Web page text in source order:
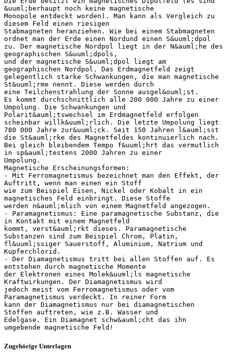
&uuml;berhaupt noch keine magnetische
Monopole entdeckt worden). Man kann als Vergleich zu
diesem Feld einen riesigen
Stabmagneten heranziehen. Wie bei einem Stabmagneten
ordnet man der Erde einen Nordund einen S&uuml;dpol
zu. Der magnetische Nordpol liegt in der N&auml;he des
geographischen S&uuml;dpols,
und der magnetische S&uuml;dpol liegt am
geographischen Nordpol. Das Erdmagnetfeld zeigt
gelegentlich starke Schwankungen, die man magnetische
St&uuml;rme nennt. Diese werden durch
eine Teilchenstrahlung der Sonne ausgel&ouml;st.
Es kommt durchschnittlich alle 200 000 Jahre zu einer
Umpolung. Die Schwankungen und
Polarit&auml;tswechsel im Erdmagnetfeld erfolgen
scheinbar willk&uuml;rlich. Die letzte Umpolung liegt
780 000 Jahre zur&uuml;ck. Seit 150 Jahren l&auml;sst
die St&auml;rke des Magnetfeldes kontinuierlich nach.
Bei gleich bleibendem Tempo f&uuml;hrt das vermutlich
in sp&auml;testens 2000 Jahren zu einer
Umpolung.
Magnetische Erscheinungsformen:
- Mit Ferromagnetismus bezeichnet man den Effekt, der
Auftritt, wenn man einen ein Stoff
wie zum Beispiel Eisen, Nickel oder Kobalt in ein
magnetisches Feld einbringt. Diese Stoffe
werden n&auml;mlich von einem Magnetfeld angezogen.
- Paramagnetismus: Eine paramagnetische Substanz, die
in Kontakt mit einem Magnetfeld
kommt, verst&auml;rkt dieses. Paramagnetische
Substanzen sind zum Beispiel Chrom, Platin,
fl&uuml;ssiger Sauerstoff, Aluminium, Natrium und
Kupferchlorid.
- Der Diamagnetismus tritt bei allen Stoffen auf. Es
entstehen durch magnetische Momente
der Elektronen eines Molek&uuml;ls magnetische
Kraftwirkungen. Der Diamagnetismus wird
jedoch meist vom Ferromagnetismus oder vom
Paramagnetismus verdeckt. In reiner Form
kann der Diamagnetismus nur bei diamagnetischen
Stoffen auftreten, wie z.B. Wasser und
Edelgase. Ein Diamagnet schw&auml;cht das ihn
Zugehörige Unterlagen